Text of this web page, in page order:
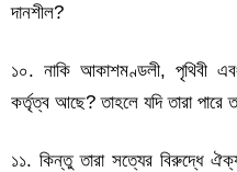
দানশীল?
১০. নাকি আকাশমণ্ডলী, পৃথিবী
কর্তৃত্ব আছে? তাহলে যদি তারা
১১. কিন্তু তারা সত্যের বিরুদ্ধে